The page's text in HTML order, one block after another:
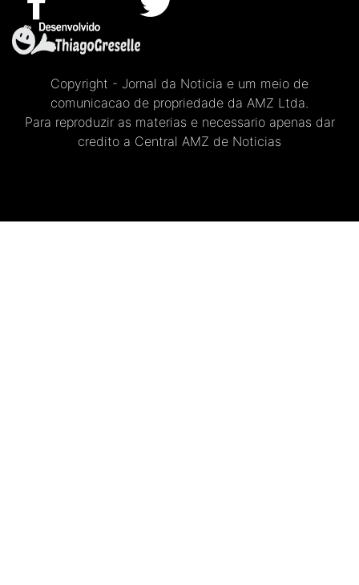
Copyright - Jornal da Noticia e um meio de
comunicacao de propriedade da AMZ Ltda.
Para reproduzir as materias e necessario apenas dar
credito a Central AMZ de Noticias